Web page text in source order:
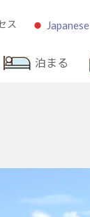
ス Japanese
泊まる